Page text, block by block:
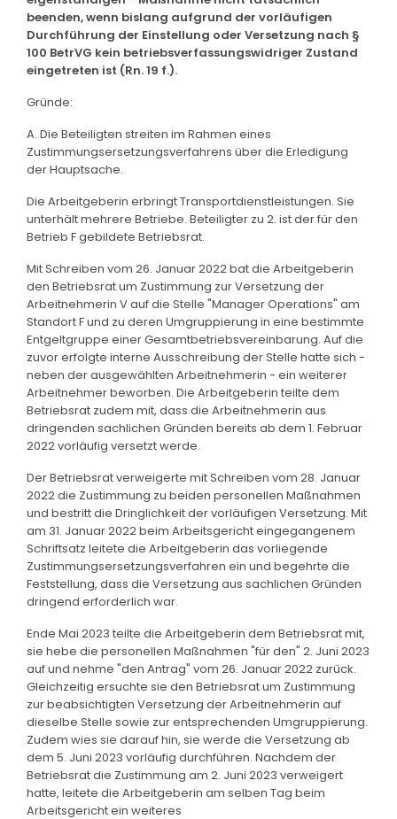
beenden, wenn bislang aufgrund der vorläufigen
Durchführung der Einstellung oder Versetzung nach §
100 BetrVG kein betriebsverfassungswidriger Zustand
eingetreten ist (Rn. 19 f.).
Gründe:
A. Die Beteiligten streiten im Rahmen eines
Zustimmungsersetzungsverfahrens über die Erledigung
der Hauptsache.
Die Arbeitgeberin erbringt Transportdienstleistungen. Sie
unterhält mehrere Betriebe. Beteiligter zu 2. ist der für den
Betrieb F gebildete Betriebsrat.
Mit Schreiben vom 26. Januar 2022 bat die Arbeitgeberin
den Betriebsrat um Zustimmung zur Versetzung der
Arbeitnehmerin V auf die Stelle "Manager Operations" am
Standort F und zu deren Umgruppierung in eine bestimmte
Entgeltgruppe einer Gesamtbetriebsvereinbarung. Auf die
zuvor erfolgte interne Ausschreibung der Stelle hatte sich -
neben der ausgewählten Arbeitnehmerin - ein weiterer
Arbeitnehmer beworben. Die Arbeitgeberin teilte dem
Betriebsrat zudem mit, dass die Arbeitnehmerin aus
dringenden sachlichen Gründen bereits ab dem 1. Februar
2022 vorläufig versetzt werde.
Der Betriebsrat verweigerte mit Schreiben vom 28. Januar
2022 die Zustimmung zu beiden personellen Maßnahmen
und bestritt die Dringlichkeit der vorläufigen Versetzung. Mit
am 31. Januar 2022 beim Arbeitsgericht eingegangenem
Schriftsatz leitete die Arbeitgeberin das vorliegende
Zustimmungsersetzungsverfahren ein und begehrte die
Feststellung, dass die Versetzung aus sachlichen Gründen
dringend erforderlich war.
Ende Mai 2023 teilte die Arbeitgeberin dem Betriebsrat mit,
sie hebe die personellen Maßnahmen "für den" 2. Juni 2023
auf und nehme "den Antrag" vom 26. Januar 2022 zurück.
Gleichzeitig ersuchte sie den Betriebsrat um Zustimmung
zur beabsichtigten Versetzung der Arbeitnehmerin auf
dieselbe Stelle sowie zur entsprechenden Umgruppierung.
Zudem wies sie darauf hin, sie werde die Versetzung ab
dem 5. Juni 2023 vorläufig durchführen. Nachdem der
Betriebsrat die Zustimmung am 2. Juni 2023 verweigert
hatte, leitete die Arbeitgeberin am selben Tag beim
Arbeitsgericht ein weiteres